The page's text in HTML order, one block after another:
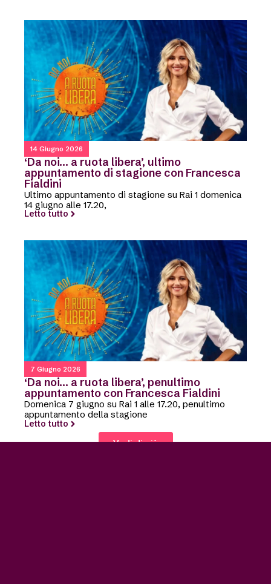
14 Giugno 2026
‘Da noi… a ruota libera’, ultimo
appuntamento di stagione con Francesca
Fialdini
Ultimo appuntamento di stagione su Rai 1 domenica
14 giugno alle 17.20,
Letto tutto
7 Giugno 2026
‘Da noi… a ruota libera’, penultimo
appuntamento con Francesca Fialdini
Domenica 7 giugno su Rai 1 alle 17.20, penultimo
appuntamento della stagione
Letto tutto
Vedi di più